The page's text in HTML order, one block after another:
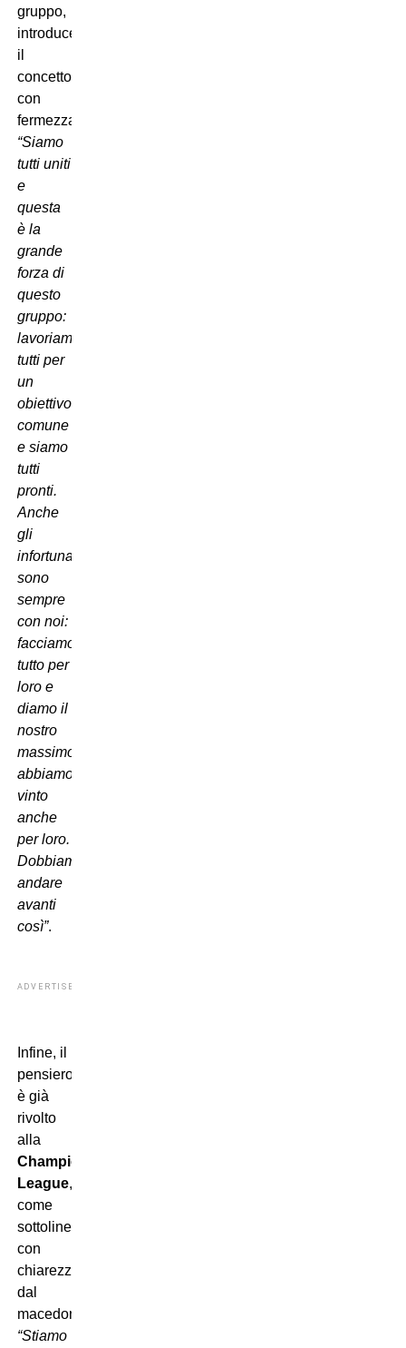
gruppo,
introducendo
il
concetto
con
fermezza:
“Siamo
tutti uniti
e
questa
è la
grande
forza di
questo
gruppo:
lavoriamo
tutti per
un
obiettivo
comune
e siamo
tutti
pronti.
Anche
gli
infortunati
sono
sempre
con noi:
facciamo
tutto per
loro e
diamo il
nostro
massimo,
abbiamo
vinto
anche
per loro.
Dobbiamo
andare
avanti
così”.
ADVERTISEMENT
Infine, il
pensiero
è già
rivolto
alla
Champions
League,
come
sottolineato
con
chiarezza
dal
macedone:
“Stiamo